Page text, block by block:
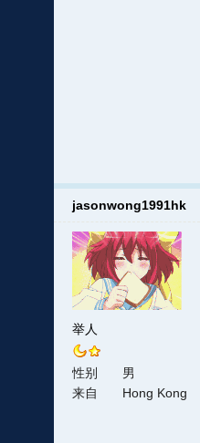
jasonwong1991hk
举人
性别
男
来自
Hong Kong